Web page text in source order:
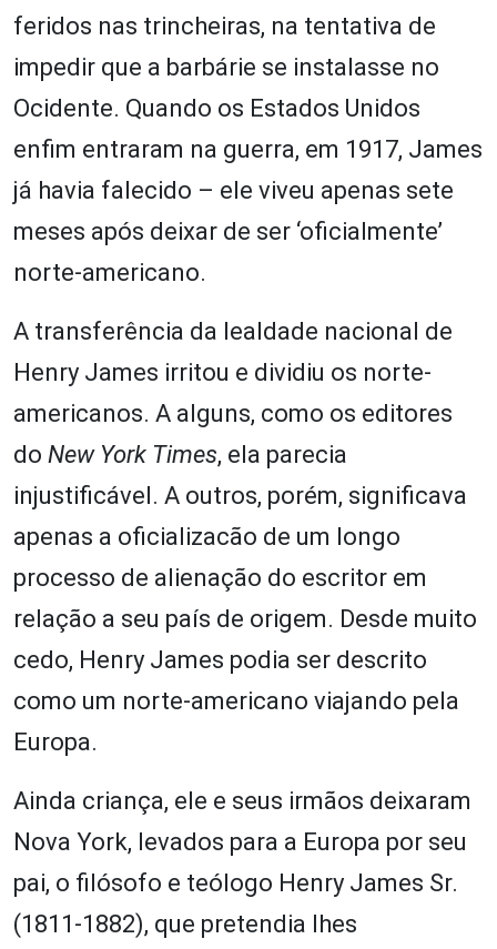
feridos nas trincheiras, na tentativa de
impedir que a barbárie se instalasse no
Ocidente. Quando os Estados Unidos
enfim entraram na guerra, em 1917, James
já havia falecido – ele viveu apenas sete
meses após deixar de ser ‘oficialmente’
norte-americano.
A transferência da lealdade nacional de
Henry James irritou e dividiu os norte-
americanos. A alguns, como os editores
do New York Times, ela parecia
injustificável. A outros, porém, significava
apenas a oficializacão de um longo
processo de alienação do escritor em
relação a seu país de origem. Desde muito
cedo, Henry James podia ser descrito
como um norte-americano viajando pela
Europa.
Ainda criança, ele e seus irmãos deixaram
Nova York, levados para a Europa por seu
pai, o filósofo e teólogo Henry James Sr.
(1811-1882), que pretendia lhes